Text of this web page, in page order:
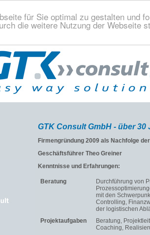
für Sie optimal zu gestalten und
die weitere Nutzung der Webseite
GTK Consult GmbH - über 30
Firmengründung 2009 als Nachfolge
Geschäftsführer Theo Greiner
Kenntnisse und Erfahrungen:
Beratung
Durchführung von
mit den
Controlling,
der logistischen
Projektaufgaben
Beratung,
Coaching,